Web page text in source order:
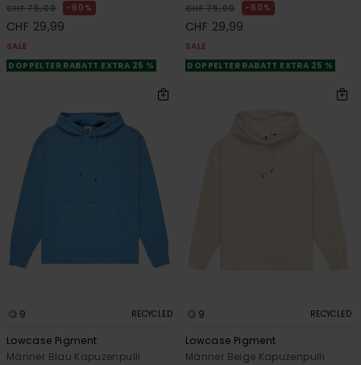
CHF 75,00 60%
CHF 29,99
SALE
DOPPELTER RABATT EXTRA 25 %
CHF 75,00 60%
CHF 29,99
SALE
DOPPELTER RABATT EXTRA 25 %
9 RECYCLED
Lowcase Pigment
Männer Blau Kapuzenpulli
9 RECYCLED
Lowcase Pigment
Männer Beige Kapuzenpulli